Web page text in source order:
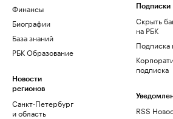
Финансы
Биографии
База знаний
РБК Образование
Новости
регионов
Санкт-Петербург
и область
Подписки
Скрыть
на РБК
Подписка
подписка
RSS